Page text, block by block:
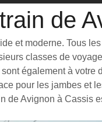
de
et moderne. Tous
classes de
également à
pour les jambes et
Avignon à